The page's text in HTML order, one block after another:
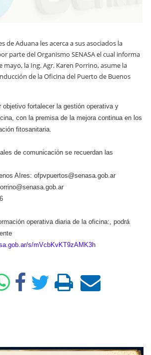
de Aduana les acerca a sus asociados la
parte del Organismo SENASA el cual informa
mayo, la Ing. Agr. Karen Porrino, asume la
de la Oficina del Puerto de Buenos
objetivo fortalecer la gestión operativa y
con la premisa de la mejora continua en los
fitosanitaria.
de comunicación se recuerdan las
AIres: ofpvpuertos@senasa.gob.ar
operativa diaria de la oficina:, podrá
s/mVcbKvKT9zAMK3h